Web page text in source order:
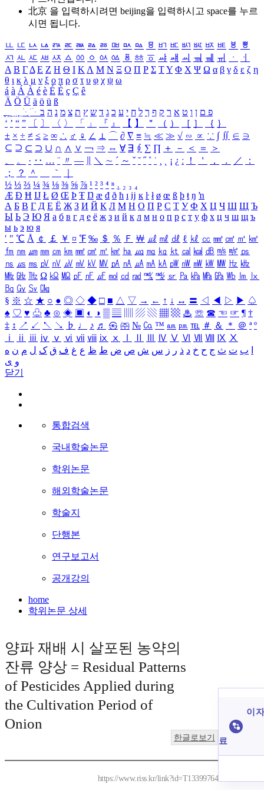
北京 을 입력하시려면 beijing을 입력하시고 space를 누르
시면 됩니다.
ㅥ ㅦ ㅧ ㅨ ㅩ ㅪ ㅫ ㅬ ㅭ ㅮ ㅯ ㅰ ㅱ ㅲ ㅳ ㅴ ㅵ ㅶ ㅷ ㅸ
ㅹ
ㅺ ㅻ ㅼ ㅽ ㅾ ㅿ ㆀ ㆁ ㆂ ㆃ ㆄ ㆅ ㆆ ㆇ ㆈ ㆉ ㆊ ㆋ ㆌ ㆍ
ㆎ
Α Β ΓΔ Ε Ζ Η Θ Ι ΚΛ Μ Ν Ξ Ο Π Ρ Σ ΤΥ Φ Χ Ψ Ω α β γ δ ε ζ η
θ ι κ λ μ ν ξ ο π ρ σ τ υ φ χ ψ ω
á à Á À é è É È ç Ç ê
Ä Ö Ü ä ö ü ß
ִֶֹ ֻּ ׁׂ פ ם ן ו ט א ר ק ף ך ל ח י ע כ ג ד ש ץ ת צ מ נ ה ב
‘ ’ “ ” 〔 〕 〈 〉 「 」 『 』 【 】 ＂ （ ） ［ ］ ｛ ｝
± × ÷ ≠ ≤ ≥ ∞ ∴ ♂ ♀ ∠ ⊥ ⌒ ∂ ∇ ≡ ≒ ≪ ≫ √ ∽ ∝ ∵ ∫ ∬ ∈ ∋
⊆ ⊇ ⊂ ⊃ ∪ ∩ ∧ ∨ ￢ ⇒ ⇔ ∀ ∃ ∮ ∑ ∏ ＋ － ＜ ＝
＞
、
。 · ‥ … ¨ 〃 ― ＼ ∼ ´ ～ ˇ ˘ ˝ ˚ ˙ ¸ ¡ ¿ ː ！ ＇ ， ． ／
：
；
？ ＾ ｀
½ ⅓ ⅔ ¼ ¾ ⅛ ⅜ ⅝ ⅞ ¹ ² ³ ⁴ ⁿ ₁ ₂ ₃ ₄
Æ Ð Ħ Ĳ Ł Ø Œ Þ Ŧ Ŋ æ đ ð ħ ı ĳ ĸ ŀ ł ø œ ß þ ŧ ŋ ŉ
А Б В Г Д Е Ё Ж З И Й К Л М Н О П Р С Т У Ф Х Ц Ч Ш Щ Ъ
Ы Ь Э Ю Я а б в г д е ё ж з и й к л м н о п р с т у ф х ц ч ш щ ъ
ы ь э ю я
′ ″ ℃ Å ￠ ￡ ￥ ¤ ℉ ‰ ＄ ％ Ｆ ￦ ㎕ ㎖ ㎗ ℓ ㎘ ㏄ ㎣ ㎤ ㎥ ㎦
㎙ ㎚ ㎛ ㎜ ㎝ ㎞ ㎟ ㎠ ㎡ ㎢ ㏊ ㎍ ㎎ ㎏ ㏏ ㎈ ㎉ ㏈ ㎧ ㎨ ㎰
㎱ ㎲ ㎳ ㎴ ㎵ ㎶ ㎷ ㎸ ㎹ ㎀ ㎁ ㎂ ㎃ ㎄ ㎺ ㎻ ㎽ ㎾ ㎿ ㎐ ㎑
㎒ ㎓ ㎔ Ω ㏀ ㏁ ㎊ ㎋ ㎌ ㏖ ㏅ ㎭ ㎮ ㎯ ㏛ ㎩ ㎪ ㎫ ㎬ ㏝ ㏐
㏓
㏃ ㏉ ㏜ ㏆
§ ※ ☆ ★ ○ ● ◎ ◇ ◆ □ ■ △ ▽ → ← ↑ ↓ ↔ 〓 ◁ ◀ ▷ ▶ ♤
♠ ♡ ♥ ♧ ♣ ⊙ ◈ ▣ ◐ ◑ ▒ ▤ ▨ ▧ ▦ ▩ ♨ ☏ ☎ ☜ ☞ ¶ †
‡ ↕ ↗ ↙ ↖ ↘ ♭ ♩ ♪ ♬ ㉿ ㈜ № ㏇ ™ ㏂ ㏘ ℡ ＃ ＆ ＊ ＠ ª º
ⅰ
ⅱ ⅲ ⅳ ⅴ ⅵ ⅶ ⅷ ⅸ ⅹ Ⅳ Ⅴ Ⅵ Ⅶ Ⅷ Ⅸ Ⅹ
ب ت ث ج ح خ د ذ ر ز س ش ص ض ط ظ ع غ ف ق ک ل م ن ه
و ی
닫기
통합검색
국내학술논문
학위논문
해외학술논문
학술지
단행본
연구보고서
공개강의
home
학위논문 상세
양파 재배 시 살포된 농약의
잔류 양상 = Residual Patterns
of Pesticides Applied during
the Cultivation Period of
Onion
한글로보기
https://www.riss.kr/link?id=T13399764
이
료